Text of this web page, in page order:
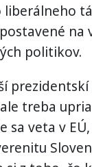
liberálneho
na
politikov.
treba
sa veta v